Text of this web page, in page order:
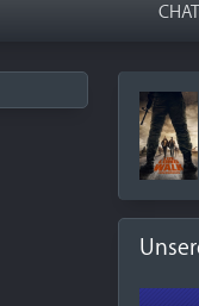
CHAT